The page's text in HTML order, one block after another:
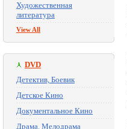
Художественная
литература
View All
DVD
Детектив, Боевик
Детское Кино
Документальное Кино
Драма. Мелодрама